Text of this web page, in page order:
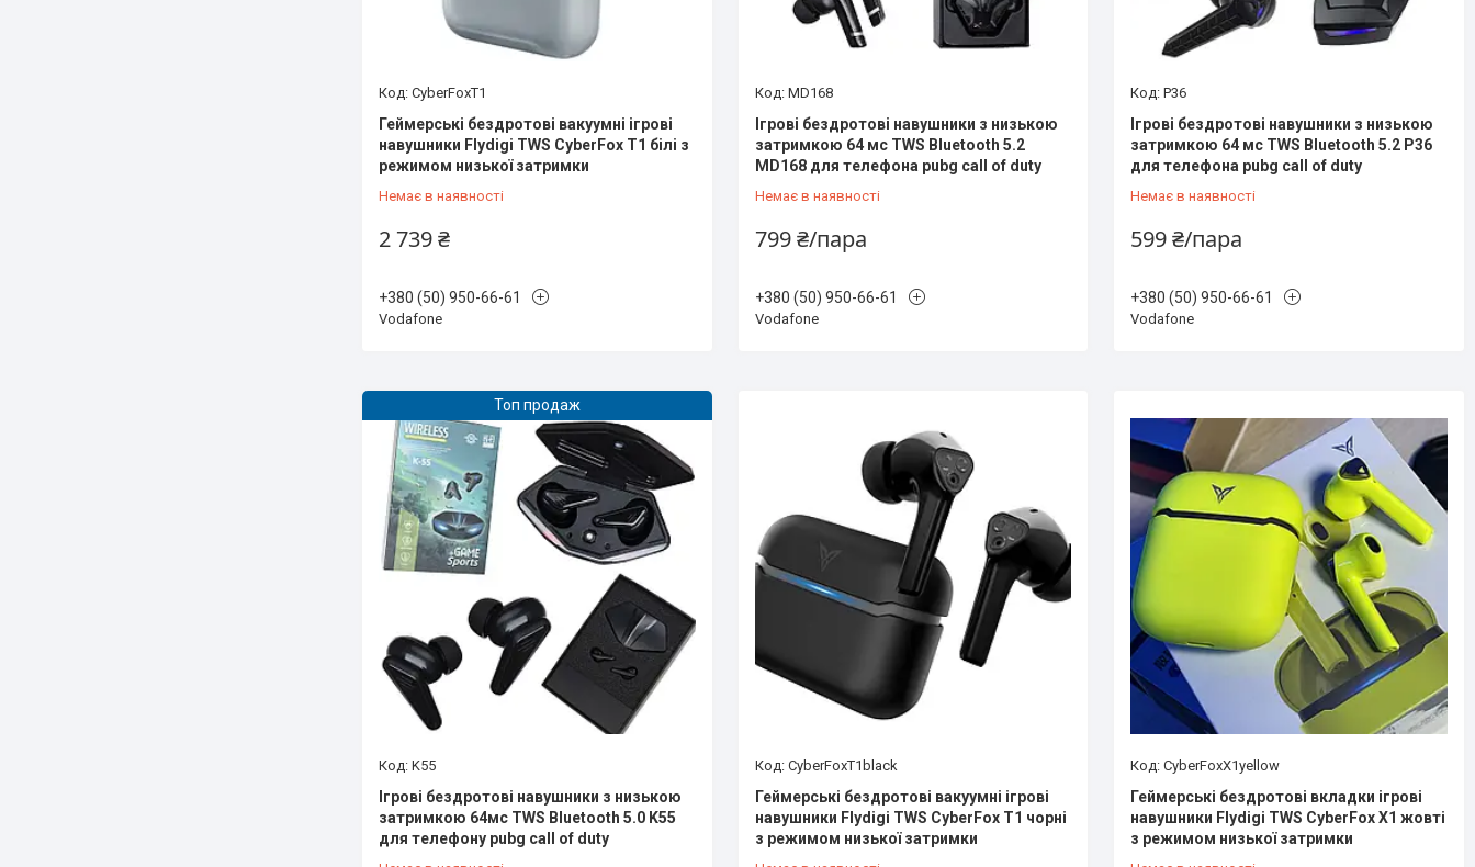
CyberFoxT1
Геймерські бездротові вакуумні ігрові
навушники Flydigi TWS CyberFox T1 білі з
режимом низької затримки
Немає в наявності
2 739 ₴
+380 (50) 950-66-61
Vodafone
MD168
Ігрові бездротові навушники з низькою
затримкою 64 мс TWS Bluetooth 5.2
MD168 для телефона pubg call of duty
Немає в наявності
799 ₴/пара
+380 (50) 950-66-61
Vodafone
P36
Ігрові бездротові навушники з низькою
затримкою 64 мс TWS Bluetooth 5.2 P36
для телефона pubg call of duty
Немає в наявності
599 ₴/пара
+380 (50) 950-66-61
Vodafone
Топ продаж
K55
Ігрові бездротові навушники з низькою
затримкою 64мс TWS Bluetooth 5.0 K55
для телефону pubg call of duty
CyberFoxT1black
Геймерські бездротові вакуумні ігрові
навушники Flydigi TWS CyberFox T1 чорні
з режимом низької затримки
CyberFoxX1yellow
Геймерські бездротові вкладки ігрові
навушники Flydigi TWS CyberFox X1 жовті
з режимом низької затримки